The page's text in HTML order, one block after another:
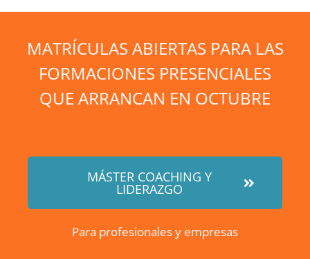
MATRÍCULAS ABIERTAS PARA LAS
FORMACIONES PRESENCIALES
QUE ARRANCAN EN OCTUBRE
MÁSTER COACHING Y
LIDERAZGO
Para profesionales y empresas